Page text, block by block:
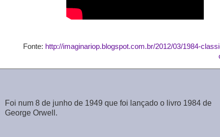
Fonte: http://imaginariop.blogspot.com.br/2012/03/1984-
Foi num 8 de junho de 1949 que foi lançado o livro 1984 de
George Orwell.